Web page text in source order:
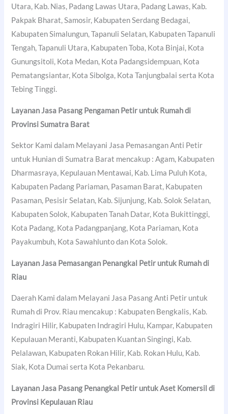
Utara, Kab. Nias, Padang Lawas Utara, Padang Lawas, Kab.
Pakpak Bharat, Samosir, Kabupaten Serdang Bedagai,
Kabupaten Simalungun, Tapanuli Selatan, Kabupaten Tapanuli
Tengah, Tapanuli Utara, Kabupaten Toba, Kota Binjai, Kota
Gunungsitoli, Kota Medan, Kota Padangsidempuan, Kota
Pematangsiantar, Kota Sibolga, Kota Tanjungbalai serta Kota
Tebing Tinggi.
Layanan Jasa Pasang Pengaman Petir untuk Rumah di
Provinsi Sumatra Barat
Sektor Kami dalam Melayani Jasa Pemasangan Anti Petir
untuk Hunian di Sumatra Barat mencakup : Agam, Kabupaten
Dharmasraya, Kepulauan Mentawai, Kab. Lima Puluh Kota,
Kabupaten Padang Pariaman, Pasaman Barat, Kabupaten
Pasaman, Pesisir Selatan, Kab. Sijunjung, Kab. Solok Selatan,
Kabupaten Solok, Kabupaten Tanah Datar, Kota Bukittinggi,
Kota Padang, Kota Padangpanjang, Kota Pariaman, Kota
Payakumbuh, Kota Sawahlunto dan Kota Solok.
Layanan Jasa Pemasangan Penangkal Petir untuk Rumah di
Riau
Daerah Kami dalam Melayani Jasa Pasang Anti Petir untuk
Rumah di Prov. Riau mencakup : Kabupaten Bengkalis, Kab.
Indragiri Hilir, Kabupaten Indragiri Hulu, Kampar, Kabupaten
Kepulauan Meranti, Kabupaten Kuantan Singingi, Kab.
Pelalawan, Kabupaten Rokan Hilir, Kab. Rokan Hulu, Kab.
Siak, Kota Dumai serta Kota Pekanbaru.
Layanan Jasa Pasang Penangkal Petir untuk Aset Komersil di
Provinsi Kepulauan Riau